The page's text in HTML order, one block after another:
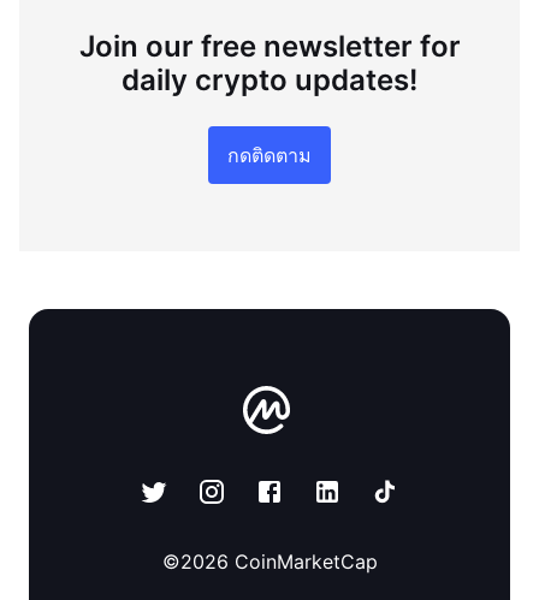
Join our free newsletter for
daily crypto updates!
กดติดตาม
©2026 CoinMarketCap